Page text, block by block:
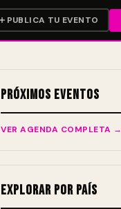
PUBLICA TU EVENTO
Próximos Eventos
VER AGENDA COMPLETA →
Explorar por País